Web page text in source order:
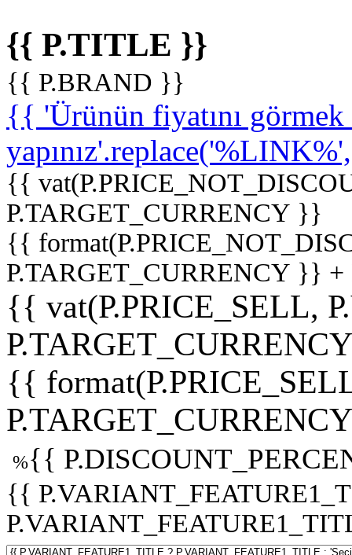
{{ P.TITLE }}
{{ P.BRAND }}
{{ 'Ürünün fiyatını
{{
P.TARGET_CURRENCY }}
{{
P.TARGET_CURRENCY }}
{{ vat(P.PRICE_SELL,
{{
%{{
{{